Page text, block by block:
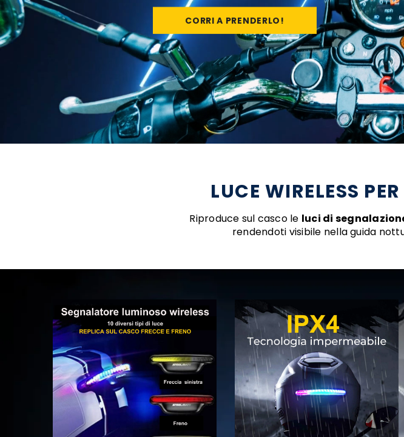
CORRI A PRENDERLO!
LUCE WIRELESS
Riproduce sul casco le luci di
rendendoti visibile nella guida